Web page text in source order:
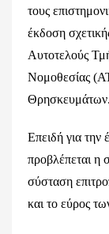
τους
έκδοση
Αυτοτελούς
Νομοθεσίας
Θρησκευμάτων.
Επειδή για την
προβλέπεται η
σύσταση
και το εύρος